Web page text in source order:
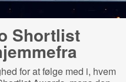
Shortlist
for at følge med i, hvem